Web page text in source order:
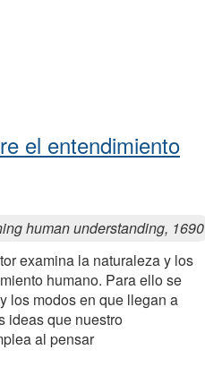
el entendimiento
human understanding, 1690
examina la naturaleza y los
humano. Para ello se
los modos en que llegan a
ideas que nuestro
al pensar